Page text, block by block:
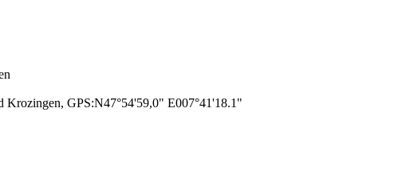
Krozingen, GPS:N47°54'59,0" E007°41'18.1"